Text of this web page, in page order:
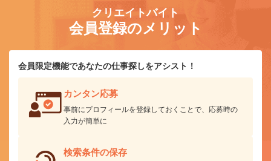
クリエイトバイト
会員登録のメリット
会員限定機能であなたの仕事探しをアシスト！
カンタン応募
事前にプロフィールを登録しておくことで、応募時の
入力が簡単に
検索条件の保存